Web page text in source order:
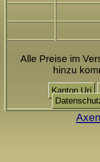
Alle Preise im
hinzu
Kanton Uri